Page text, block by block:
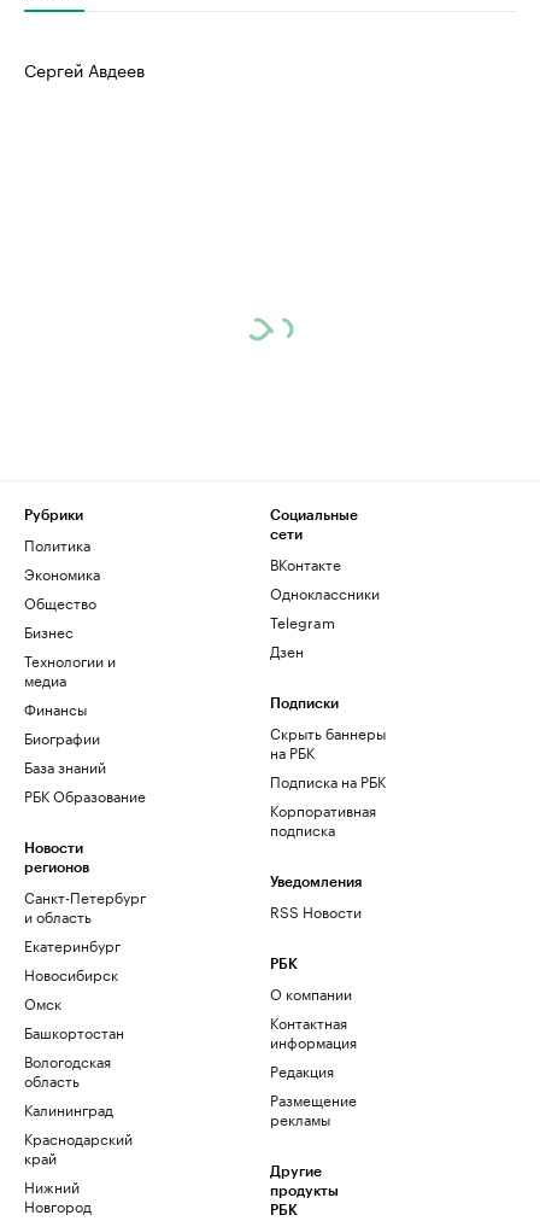
Сергей Авдеев
Рубрики
Политика
Экономика
Общество
Бизнес
Технологии и
медиа
Финансы
Биографии
База знаний
РБК Образование
Новости
регионов
Санкт-Петербург
и область
Екатеринбург
Новосибирск
Омск
Башкортостан
Вологодская
область
Калининград
Краснодарский
край
Нижний
Новгород
Социальные
сети
ВКонтакте
Одноклассники
Telegram
Дзен
Подписки
Скрыть баннеры
на РБК
Подписка на РБК
Корпоративная
подписка
Уведомления
RSS Новости
РБК
О компании
Контактная
информация
Редакция
Размещение
рекламы
Другие
продукты
РБК